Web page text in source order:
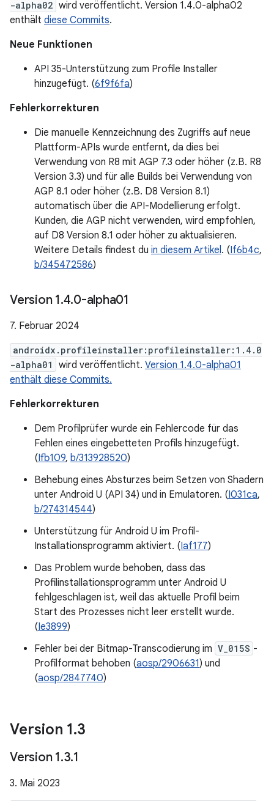
-alpha02 wird veröffentlicht. Version 1.4.0-alpha02
enthält diese Commits.
Neue Funktionen
API 35-Unterstützung zum Profile Installer
hinzugefügt. (6f9f6fa)
Fehlerkorrekturen
Die manuelle Kennzeichnung des Zugriffs auf neue
Plattform-APIs wurde entfernt, da dies bei
Verwendung von R8 mit AGP 7.3 oder höher (z.B. R8
Version 3.3) und für alle Builds bei Verwendung von
AGP 8.1 oder höher (z.B. D8 Version 8.1)
automatisch über die API-Modellierung erfolgt.
Kunden, die AGP nicht verwenden, wird empfohlen,
auf D8 Version 8.1 oder höher zu aktualisieren.
Weitere Details findest du in diesem Artikel. (If6b4c,
b/345472586)
Version 1.4.0-alpha01
7. Februar 2024
androidx.profileinstaller:profileinstaller:1.4.0
-alpha01
wird veröffentlicht. Version 1.4.0-alpha01
enthält diese Commits.
Fehlerkorrekturen
Dem Profilprüfer wurde ein Fehlercode für das
Fehlen eines eingebetteten Profils hinzugefügt.
(Ifb109, b/313928520)
Behebung eines Absturzes beim Setzen von Shadern
unter Android U (API 34) und in Emulatoren. (I031ca,
b/274314544)
Unterstützung für Android U im Profil-
Installationsprogramm aktiviert. (Iaf177)
Das Problem wurde behoben, dass das
Profilinstallationsprogramm unter Android U
fehlgeschlagen ist, weil das aktuelle Profil beim
Start des Prozesses nicht leer erstellt wurde.
(Ie3899)
Fehler bei der Bitmap-Transcodierung im V_015S -
Profilformat behoben (aosp/2906631) und
(aosp/2847740)
Version 1.3
Version 1.3.1
3. Mai 2023